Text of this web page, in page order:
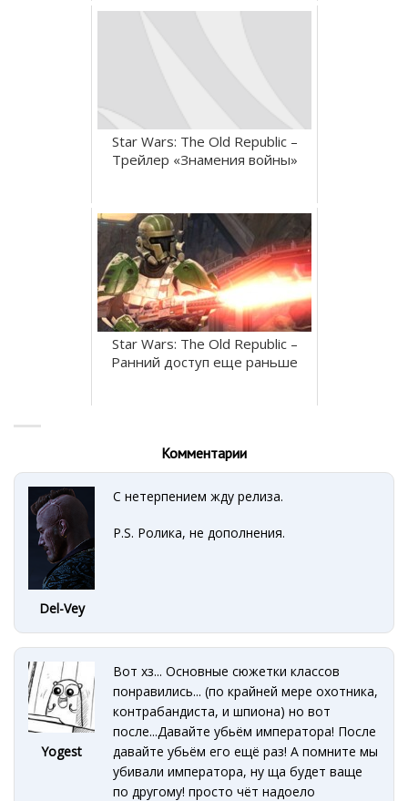
Star Wars: The Old Republic –
Трейлер «Знамения войны»
Star Wars: The Old Republic –
Ранний доступ еще раньше
Комментарии
Del-Vey
С нетерпением жду релиза.
P.S. Ролика, не дополнения.
Yogest
Вот хз... Основные сюжетки классов
понравились... (по крайней мере охотника,
контрабандиста, и шпиона) но вот
после...Давайте убьём императора! После
давайте убьём его ещё раз! А помните мы
убивали императора, ну ща будет ваще
по другому! просто чёт надоело